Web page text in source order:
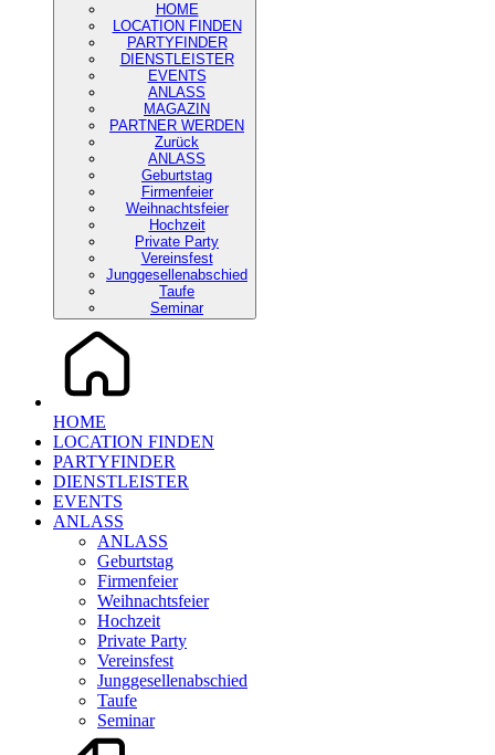
HOME
LOCATION FINDEN
PARTYFINDER
DIENSTLEISTER
EVENTS
ANLASS
MAGAZIN
PARTNER WERDEN
Zurück
ANLASS
Geburtstag
Firmenfeier
Weihnachtsfeier
Hochzeit
Private Party
Vereinsfest
Junggesellenabschied
Taufe
Seminar
HOME
LOCATION FINDEN
PARTYFINDER
DIENSTLEISTER
EVENTS
ANLASS
ANLASS
Geburtstag
Firmenfeier
Weihnachtsfeier
Hochzeit
Private Party
Vereinsfest
Junggesellenabschied
Taufe
Seminar